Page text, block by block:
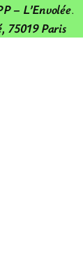
– L’Envolée.
75019 Paris